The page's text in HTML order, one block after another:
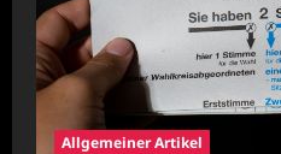
Allgemeiner Artikel